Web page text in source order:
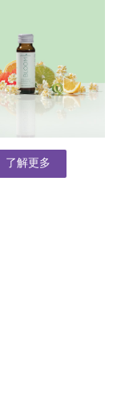
了解更多